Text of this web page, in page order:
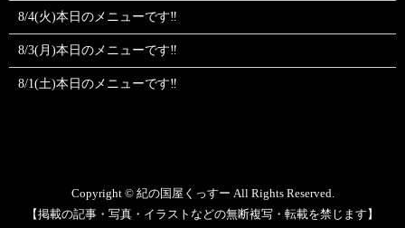
8/4(火)本日のメニューです‼️
8/3(月)本日のメニューです‼️
8/1(土)本日のメニューです‼️
Copyright © 紀の国屋くっすー All Rights Reserved.
【掲載の記事・写真・イラストなどの無断複写・転載を禁じます】